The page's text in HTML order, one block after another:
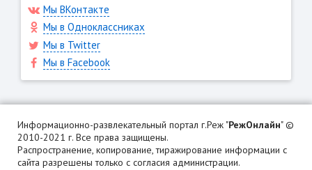
Мы ВКонтакте
Мы в Одноклассниках
Мы в Twitter
Мы в Facebook
Информационно-развлекательный портал г.Реж "РежОнлайн" ©
2010-2021 г. Все права защищены.
Распространение, копирование, тиражирование информации с
сайта разрешены только с согласия администрации.